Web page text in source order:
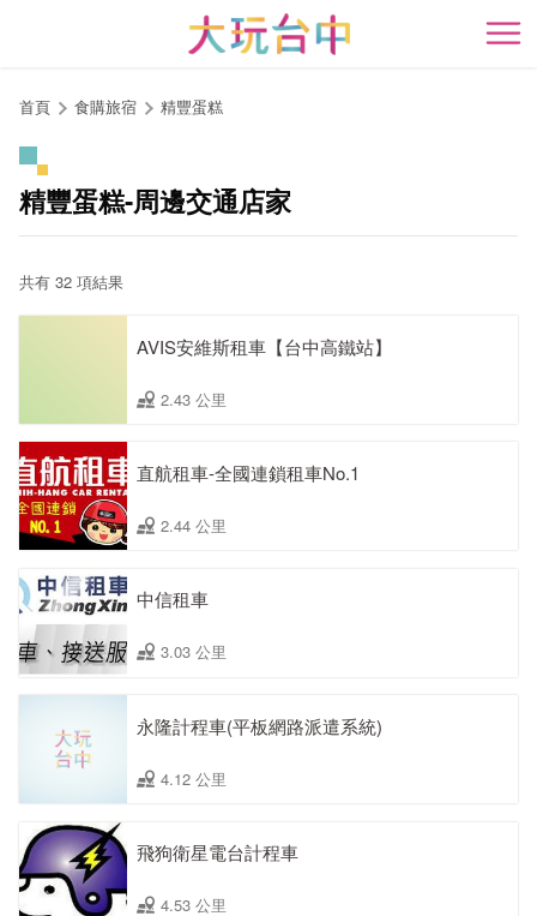
開
首頁 食購旅宿 精豐蛋糕
精豐蛋糕-周邊交通店家
共有 32 項結果
AVIS安維斯租車【台中高鐵站】
2.43 公里
直航租車-全國連鎖租車No.1
2.44 公里
中信租車
3.03 公里
永隆計程車(平板網路派遣系統)
4.12 公里
飛狗衛星電台計程車
4.53 公里